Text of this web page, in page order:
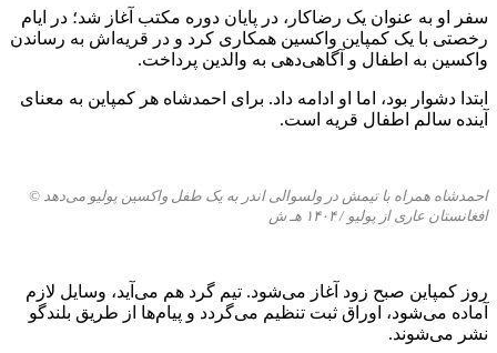
سفر او به عنوان یک رضاکار، در پایان دوره مکتب آغاز شد؛ در ایام
رخصتی با یک کمپاین واکسین همکاری کرد و در قریه‌اش به رساندن
واکسین به اطفال و آگاهی‌دهی به والدین پرداخت.
ابتدا دشوار بود، اما او ادامه داد. برای احمدشاه هر کمپاین به معنای
آینده سالم اطفال قریه است.
احمدشاه همراه با تیمش در ولسوالی اندر به یک طفل واکسین پولیو می‌دهد ©
افغانستان عاری از پولیو /۱۴۰۴ هـ ش
روز کمپاین صبح زود آغاز می‌شود. تیم گرد هم می‌آید، وسایل لازم
آماده می‌شود، اوراق ثبت تنظیم می‌گردد و پیام‌ها از طریق بلندگو
نشر می‌شوند.